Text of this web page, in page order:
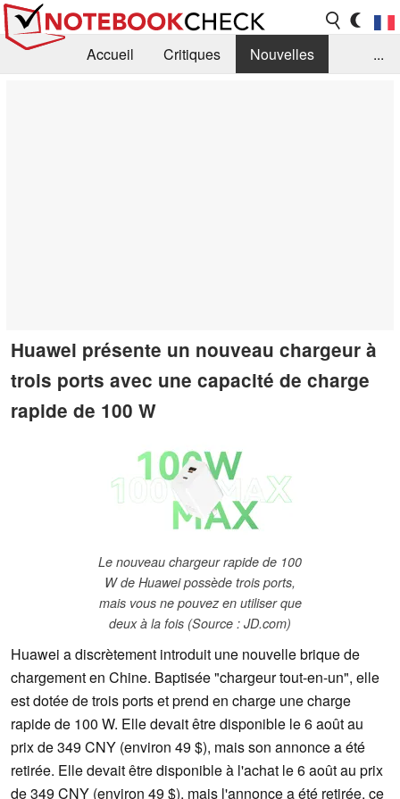
Accueil Critiques
Nouvelles
...
Huawei présente un nouveau chargeur à
trois ports avec une capacité de charge
rapide de 100 W
Le nouveau chargeur rapide de 100
W de Huawei possède trois ports,
mais vous ne pouvez en utiliser que
deux à la fois (Source : JD.com)
Huawei a discrètement introduit une nouvelle brique de
chargement en Chine. Baptisée "chargeur tout-en-un", elle
est dotée de trois ports et prend en charge une charge
rapide de 100 W. Elle devait être disponible le 6 août au
prix de 349 CNY (environ 49 $), mais son annonce a été
retirée. Elle devait être disponible à l'achat le 6 août au prix
de 349 CNY (environ 49 $), mais l'annonce a été retirée, ce